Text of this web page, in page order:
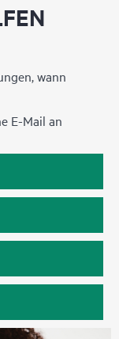
wann
E-Mail an